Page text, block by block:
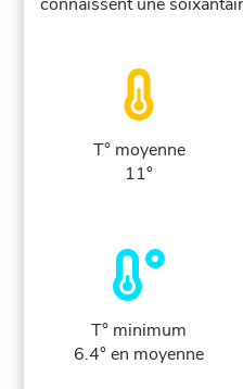
T° moyenne
11°
T° minimum
6.4° en moyenne